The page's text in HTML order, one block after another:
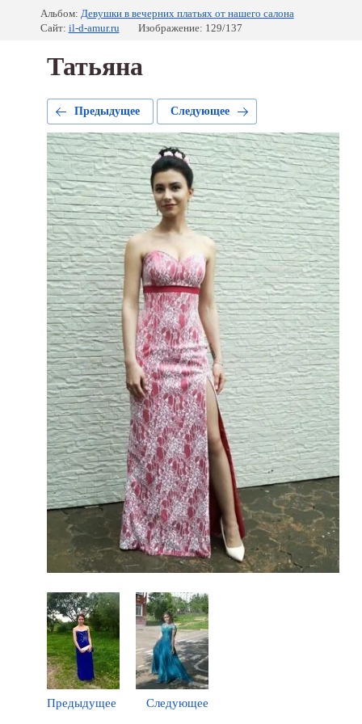
Альбом: Девушки в вечерних платьях от нашего салона
Сайт: il-d-amur.ru Изображение: 129/137
Татьяна
Предыдущее Следующее
Предыдущее Следующее